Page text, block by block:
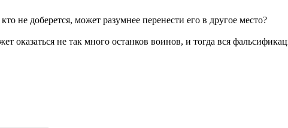
не доберется, может разумнее перенести его в другое место?
оказаться не так много останков воинов, и тогда вся